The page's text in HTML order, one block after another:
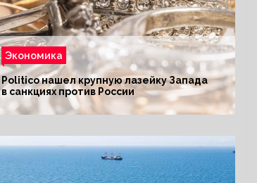
Экономика
Politico нашел крупную лазейку Запада
в санкциях против России